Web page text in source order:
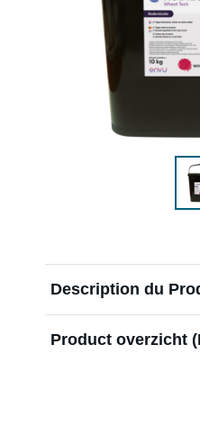
Contact
Nieuwsbrief
PPM BDutch
Distributeurs
Description du
Product overzicht